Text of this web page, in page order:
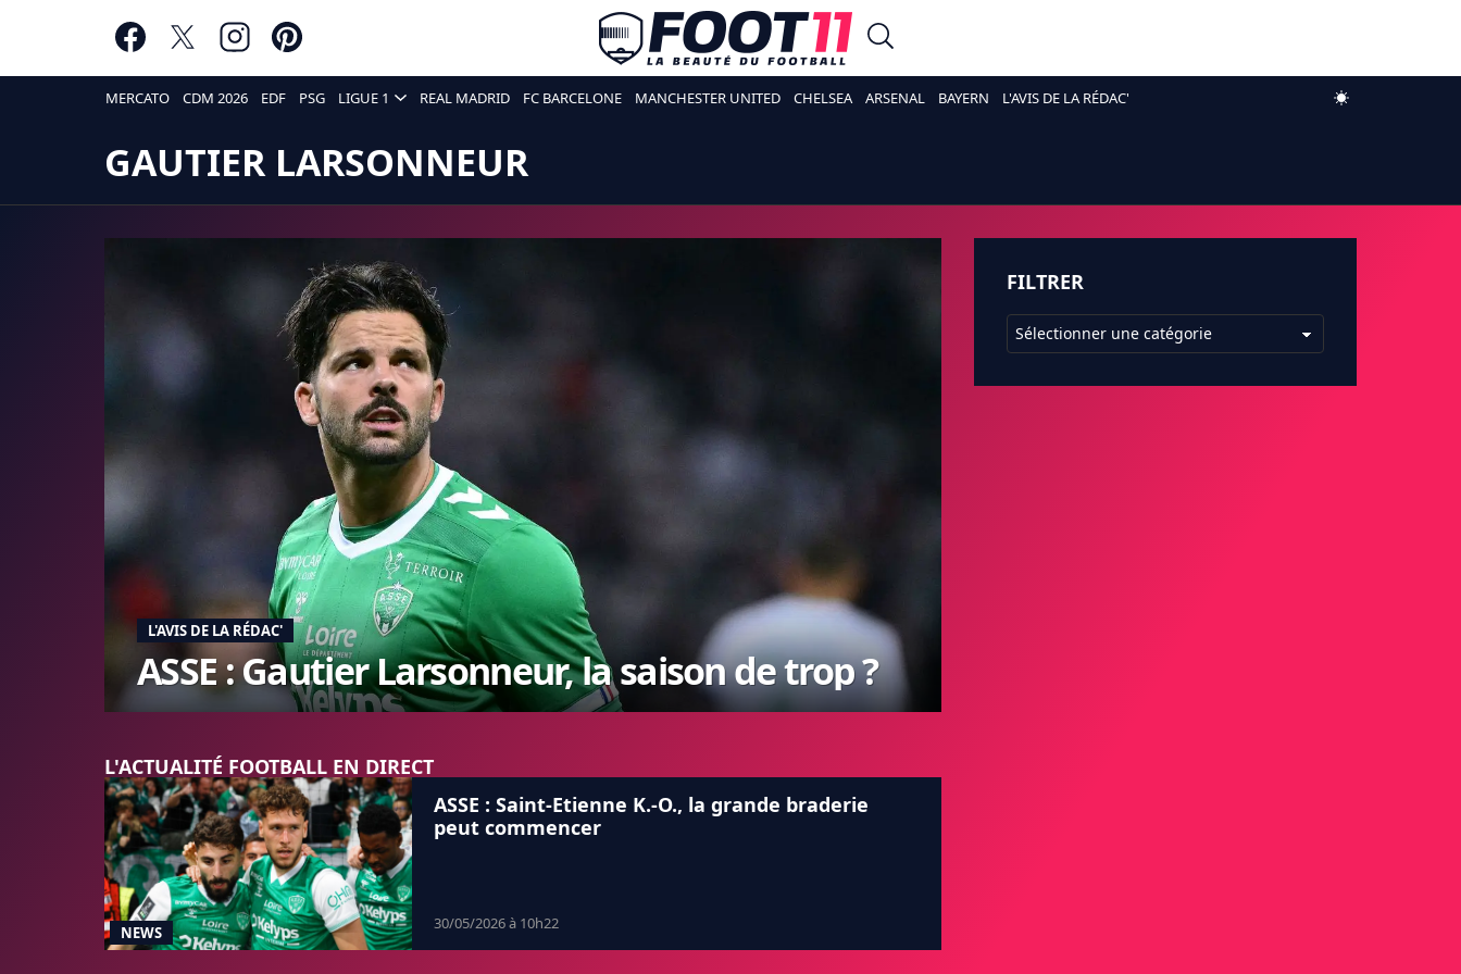
MERCATO CDM 2026 EDF PSG LIGUE 1 REAL MADRID FC BARCELONE MANCHESTER UNITED CHELSEA ARSENAL BAYERN L'AVIS DE LA RÉDAC'
GAUTIER LARSONNEUR
L'AVIS DE LA RÉDAC'
ASSE : Gautier Larsonneur, la saison de trop ?
L'ACTUALITÉ FOOTBALL EN DIRECT
NEWS
ASSE : Saint-Etienne K.-O., la grande braderie
peut commencer
30/05/2026 à 10h22
FILTRER